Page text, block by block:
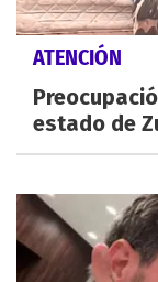
ATENCIÓN
estado de